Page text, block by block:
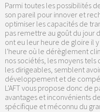
Parmi toutes les possibilités
son pareil pour innover et
optimiser les capacités de
pas remettre au goût du jour
ont eu leur heure de gloire il
l'heure où le dérèglement
nos sociétés, les moyens tels
les dirigeables, semblent
développement et de
L'AFT vous propose donc de
avantages et inconvénients
spécifique et méconnu du